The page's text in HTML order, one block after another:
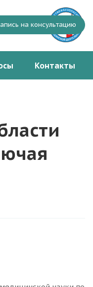
на консультацию
Контакты